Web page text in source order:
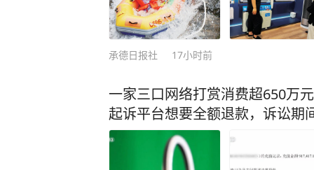
承德日报社 17小时前
一家三口网络打赏消费超650万
起诉平台想要全额退款，诉讼期